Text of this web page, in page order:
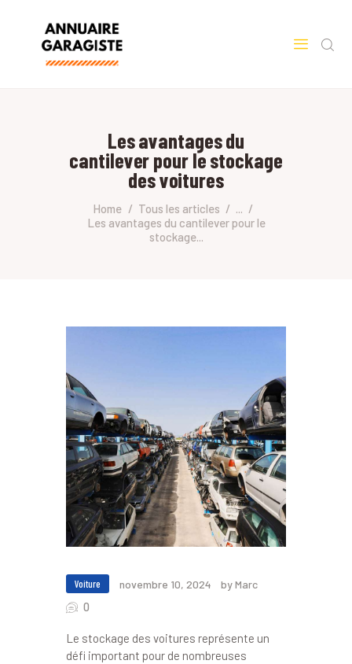
Les avantages du
cantilever pour le stockage
des voitures
Home Tous les articles
...
Les avantages du cantilever pour le
stockage...
VOITURE
Voiture novembre 10, 2024 by Marc
0
Le stockage des voitures représente un
défi important pour de nombreuses